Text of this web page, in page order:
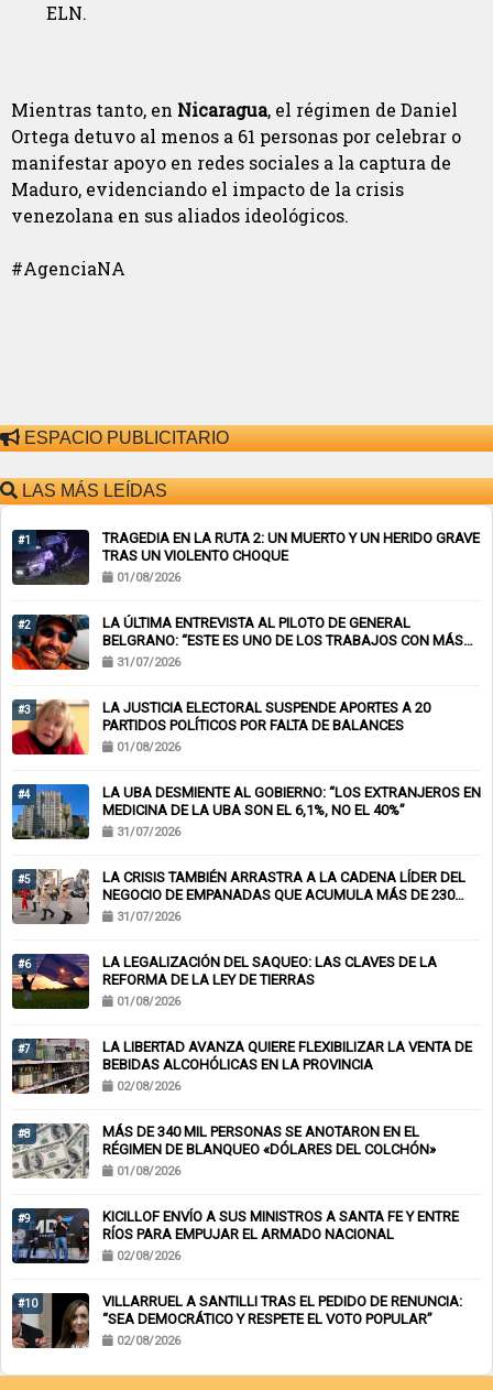
ELN.
Mientras tanto, en Nicaragua, el régimen de Daniel
Ortega detuvo al menos a 61 personas por celebrar o
manifestar apoyo en redes sociales a la captura de
Maduro, evidenciando el impacto de la crisis
venezolana en sus aliados ideológicos.
#AgenciaNA
ESPACIO PUBLICITARIO
LAS MÁS LEÍDAS
#1
TRAGEDIA EN LA RUTA 2: UN MUERTO Y UN HERIDO GRAVE
TRAS UN VIOLENTO CHOQUE
01/08/2026
#2
LA ÚLTIMA ENTREVISTA AL PILOTO DE GENERAL
BELGRANO: “ESTE ES UNO DE LOS TRABAJOS CON MÁS
RIESGO”
31/07/2026
#3
LA JUSTICIA ELECTORAL SUSPENDE APORTES A 20
PARTIDOS POLÍTICOS POR FALTA DE BALANCES
01/08/2026
#4
LA UBA DESMIENTE AL GOBIERNO: “LOS EXTRANJEROS EN
MEDICINA DE LA UBA SON EL 6,1%, NO EL 40%”
31/07/2026
#5
LA CRISIS TAMBIÉN ARRASTRA A LA CADENA LÍDER DEL
NEGOCIO DE EMPANADAS QUE ACUMULA MÁS DE 230
CHEQUES RECHAZADOS Y PONE EN RIESGO CIENTOS DE
31/07/2026
#6
LA LEGALIZACIÓN DEL SAQUEO: LAS CLAVES DE LA
REFORMA DE LA LEY DE TIERRAS
01/08/2026
#7
LA LIBERTAD AVANZA QUIERE FLEXIBILIZAR LA VENTA DE
BEBIDAS ALCOHÓLICAS EN LA PROVINCIA
02/08/2026
#8
MÁS DE 340 MIL PERSONAS SE ANOTARON EN EL
RÉGIMEN DE BLANQUEO «DÓLARES DEL COLCHÓN»
01/08/2026
#9
KICILLOF ENVÍO A SUS MINISTROS A SANTA FE Y ENTRE
RÍOS PARA EMPUJAR EL ARMADO NACIONAL
02/08/2026
#10
VILLARRUEL A SANTILLI TRAS EL PEDIDO DE RENUNCIA:
“SEA DEMOCRÁTICO Y RESPETE EL VOTO POPULAR”
02/08/2026